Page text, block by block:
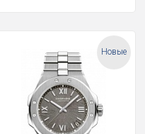
Новые